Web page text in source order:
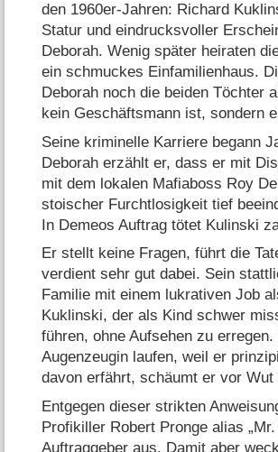
den 1960er-Jahren: Richard
Statur und eindrucksvoller
Deborah. Wenig später heiraten
ein schmuckes Einfamilienhaus.
Deborah noch die beiden Töchter
kein Geschäftsmann ist, sondern
Seine kriminelle Karriere begann
Deborah erzählt er, dass er mit
mit dem lokalen Mafiaboss Roy
stoischer Furchtlosigkeit tief
In Demeos Auftrag tötet Kulinski
Er stellt keine Fragen, führt die
verdient sehr gut dabei. Sein
Familie mit einem lukrativen Job
Kuklinski, der als Kind schwer
führen, ohne Aufsehen zu
Augenzeugin laufen, weil er
davon erfährt, schäumt er vor
Entgegen dieser strikten
Profikiller Robert Pronge alias
Auftraggeber aus. Damit aber